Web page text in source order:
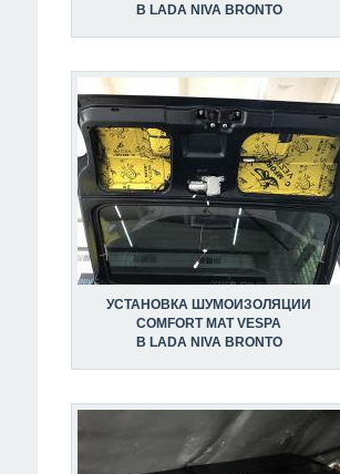
В LADA NIVA BRONTO
УСТАНОВКА ШУМОИЗОЛЯЦИИ
COMFORT MAT VESPA
В LADA NIVA BRONTO